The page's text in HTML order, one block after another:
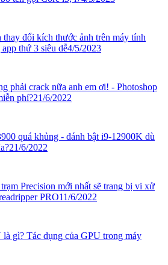
thay đổi kích thước ảnh trên máy tính
thứ 3 siêu dễ4/5/2023
phải crack nữa anh em ơi! - Photoshop
phí?21/6/2022
quá khủng - đánh bật i9-12900K dù
21/6/2022
Precision mới nhất sẽ trang bị vi xử
PRO11/6/2022
là gì? Tác dụng của GPU trong máy